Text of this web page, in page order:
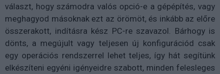
választ, hogy számodra valós opció-e a gépépítés, vagy
meghagyod másoknak ezt az örömöt, és inkább az előre
összerakott, indításra kész PC-re szavazol. Bárhogy is
dönts, a megújult vagy teljesen új konfigurációd csak
egy operációs rendszerrel lehet teljes, így hát segítünk
elkészíteni egyéni igényeidre szabott, minden felesleges